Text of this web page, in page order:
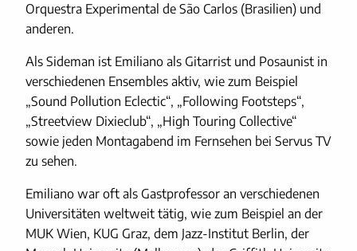
Orquestra Experimental de São Carlos (Brasilien) und
anderen.
Als Sideman ist Emiliano als Gitarrist und Posaunist in
verschiedenen Ensembles aktiv, wie zum Beispiel
„Sound Pollution Eclectic“, „Following Footsteps“,
„Streetview Dixieclub“, „High Touring Collective“
sowie jeden Montagabend im Fernsehen bei Servus TV
zu sehen.
Emiliano war oft als Gastprofessor an verschiedenen
Universitäten weltweit tätig, wie zum Beispiel an der
MUK Wien, KUG Graz, dem Jazz-Institut Berlin, der